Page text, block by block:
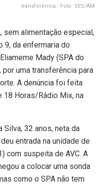
transferência - Foto: SES/AM
sem alimentação especial,
9, da enfermaria do
Mady (SPA do
por uma transferência para
A denúncia foi feita
18 Horas/Rádio Mix, na
Silva, 32 anos, neta da
entrada na unidade de
com suspeita de AVC. A
a colocar uma sonda
como o SPA não tem